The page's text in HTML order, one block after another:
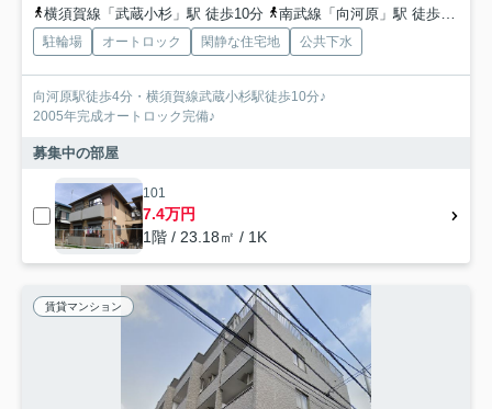
横須賀線「武蔵小杉」駅 徒歩10分
南武線「向河原」駅 徒歩4分
駐輪場 オートロック 閑静な住宅地 公共下水
向河原駅徒歩4分・横須賀線武蔵小杉駅徒歩10分♪
2005年完成オートロック完備♪
募集中の部屋
101
7.4万円
1階 / 23.18㎡ / 1K
賃貸マンション